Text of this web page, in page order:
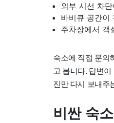
외부 시선 차
바비큐 공간이
주차장에서 객
숙소에 직접 문의
고 봅니다. 답변
진만 다시 보내주
비싼 숙